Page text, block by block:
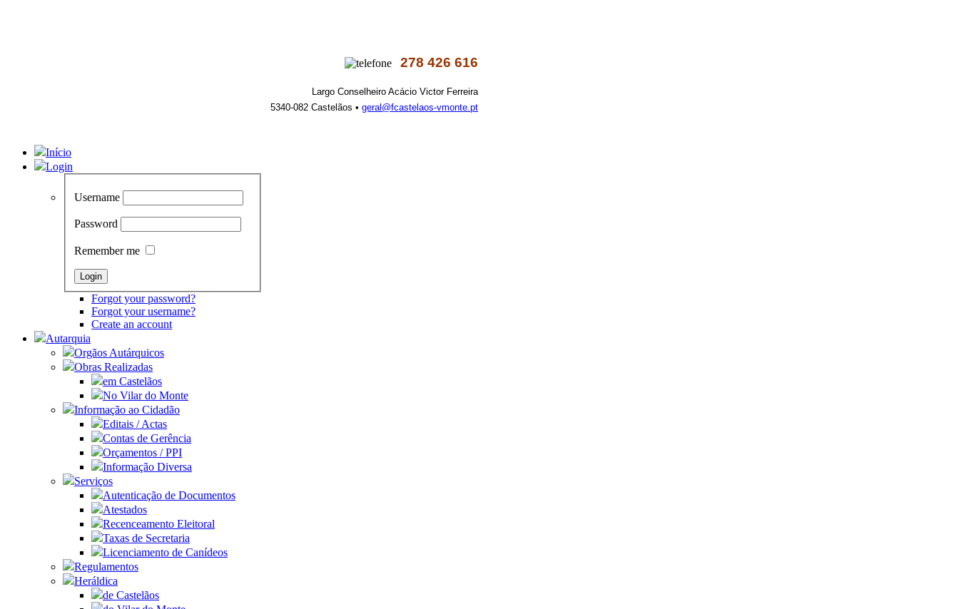
278 426 616
Largo Conselheiro Acácio Victor Ferreira
5340-082 Castelãos • geral@fcastelaos-vmonte.pt
Início
Login
Username
Password
Remember me
Forgot your password?
Forgot your username?
Create an account
Autarquia
Orgãos Autárquicos
Obras Realizadas
em Castelãos
No Vilar do Monte
Informação ao Cidadão
Editais / Actas
Contas de Gerência
Orçamentos / PPI
Informação Diversa
Serviços
Autenticação de Documentos
Atestados
Recenceamento Eleitoral
Taxas de Secretaria
Licenciamento de Canídeos
Regulamentos
Heráldica
de Castelãos